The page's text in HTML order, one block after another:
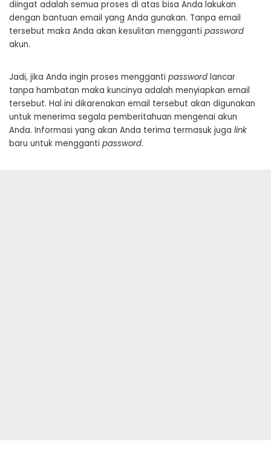
diingat adalah semua proses di atas bisa Anda lakukan
dengan bantuan email yang Anda gunakan. Tanpa email
tersebut maka Anda akan kesulitan mengganti password
akun.
Jadi, jika Anda ingin proses mengganti password lancar
tanpa hambatan maka kuncinya adalah menyiapkan email
tersebut. Hal ini dikarenakan email tersebut akan digunakan
untuk menerima segala pemberitahuan mengenai akun
Anda. Informasi yang akan Anda terima termasuk juga link
baru untuk mengganti password.